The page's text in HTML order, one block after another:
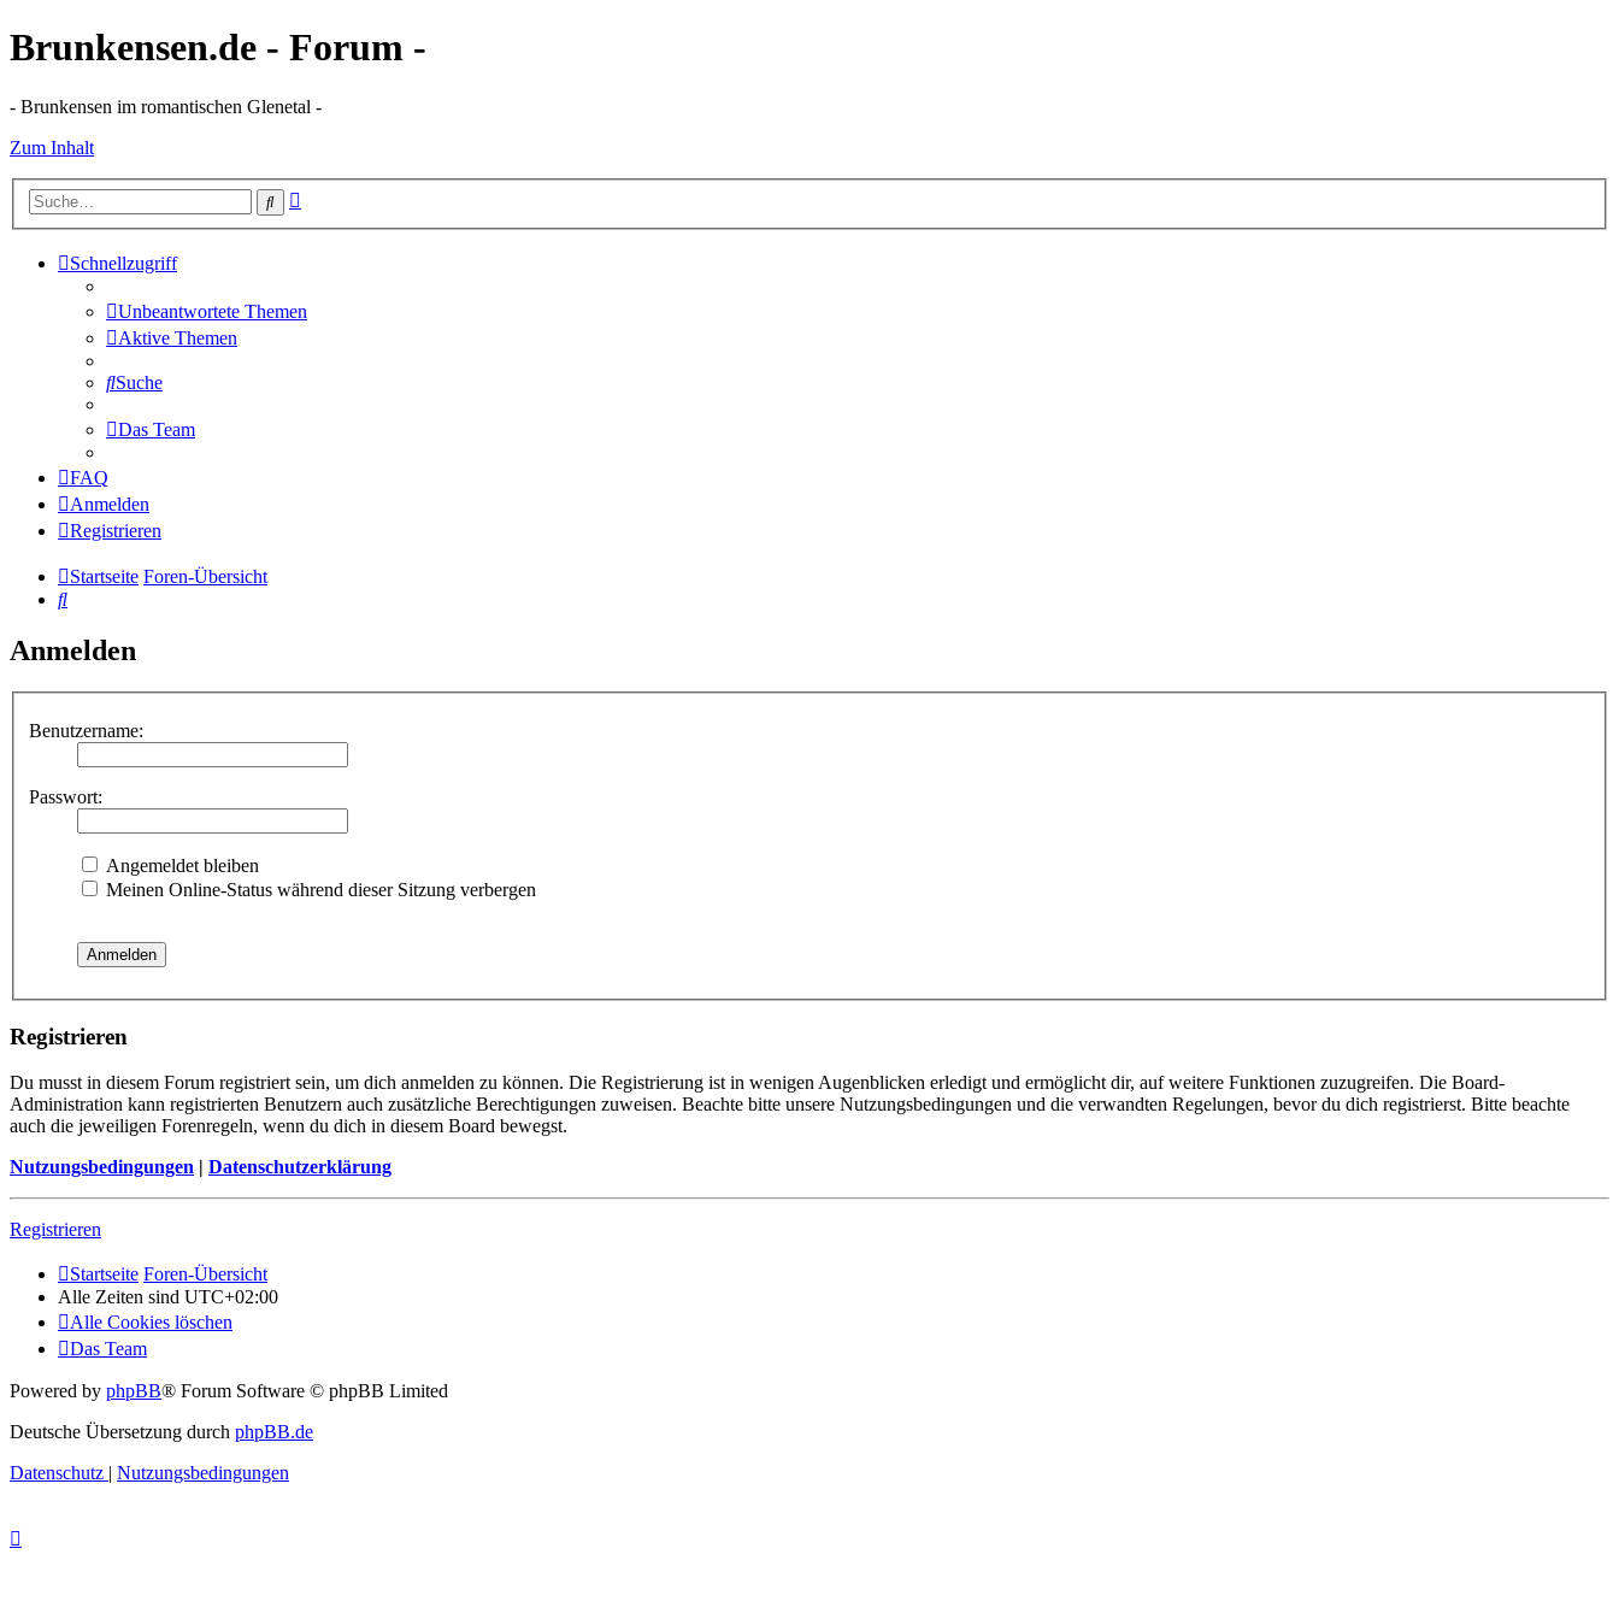
Brunkensen.de - Forum -
- Brunkensen im romantischen Glenetal -
Zum Inhalt
Suche
Schnellzugriff
Unbeantwortete Themen
Aktive Themen
Suche
Das Team
FAQ
Anmelden
Registrieren
Startseite Foren-Übersicht
Suche
Anmelden
Benutzername:
Passwort:
Angemeldet bleiben
Meinen Online-Status während dieser Sitzung verbergen
Registrieren
Du musst in diesem Forum registriert sein, um dich anmelden zu können. Die Registrierung ist in wenigen Augenblicken erledigt und ermöglicht dir, auf weitere Funktionen zuzugreifen. Die Board-
Administration kann registrierten Benutzern auch zusätzliche Berechtigungen zuweisen. Beachte bitte unsere Nutzungsbedingungen und die verwandten Regelungen, bevor du dich registrierst. Bitte beachte
auch die jeweiligen Forenregeln, wenn du dich in diesem Board bewegst.
Nutzungsbedingungen | Datenschutzerklärung
Registrieren
Startseite Foren-Übersicht
Alle Zeiten sind UTC+02:00
Alle Cookies löschen
Das Team
Powered by phpBB® Forum Software © phpBB Limited
Deutsche Übersetzung durch phpBB.de
Datenschutz | Nutzungsbedingungen